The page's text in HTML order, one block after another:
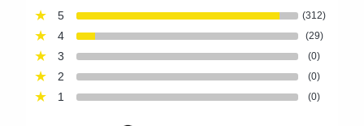
5
(312)
4 (29)
3 (0)
2 (0)
1 (0)